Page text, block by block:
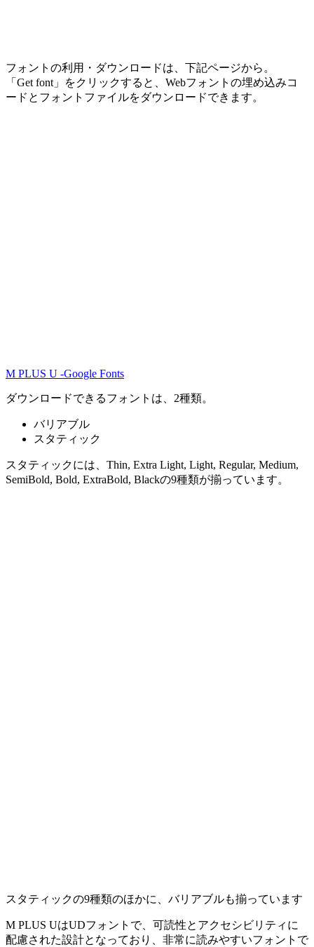
フォントの利用・ダウンロードは、下記ページから。
「Get font」をクリックすると、Webフォントの埋め込みコ
ードとフォントファイルをダウンロードできます。
M PLUS U -Google Fonts
ダウンロードできるフォントは、2種類。
バリアブル
スタティック
スタティックには、Thin, Extra Light, Light, Regular, Medium,
SemiBold, Bold, ExtraBold, Blackの9種類が揃っています。
スタティックの9種類のほかに、バリアブルも揃っています
M PLUS UはUDフォントで、可読性とアクセシビリティに
配慮された設計となっており、非常に読みやすいフォントで